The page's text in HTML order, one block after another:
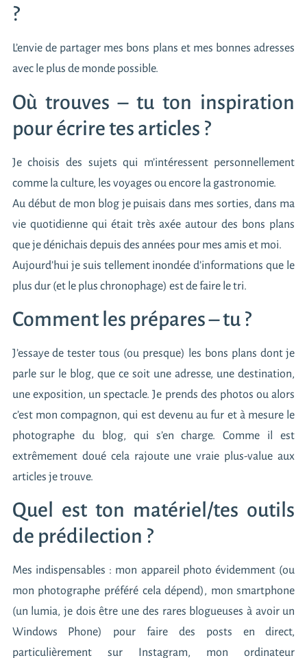
?
L’envie de partager mes bons plans et mes bonnes adresses
avec le plus de monde possible.
Où trouves – tu ton inspiration
pour écrire tes articles ?
Je choisis des sujets qui m’intéressent personnellement
comme la culture, les voyages ou encore la gastronomie.
Au début de mon blog je puisais dans mes sorties, dans ma
vie quotidienne qui était très axée autour des bons plans
que je dénichais depuis des années pour mes amis et moi.
Aujourd’hui je suis tellement inondée d’informations que le
plus dur (et le plus chronophage) est de faire le tri.
Comment les prépares – tu ?
J’essaye de tester tous (ou presque) les bons plans dont je
parle sur le blog, que ce soit une adresse, une destination,
une exposition, un spectacle. Je prends des photos ou alors
c’est mon compagnon, qui est devenu au fur et à mesure le
photographe du blog, qui s’en charge. Comme il est
extrêmement doué cela rajoute une vraie plus-value aux
articles je trouve.
Quel est ton matériel/tes outils
de prédilection ?
Mes indispensables : mon appareil photo évidemment (ou
mon photographe préféré cela dépend), mon smartphone
(un lumia, je dois être une des rares blogueuses à avoir un
Windows Phone) pour faire des posts en direct,
particulièrement sur Instagram, mon ordinateur